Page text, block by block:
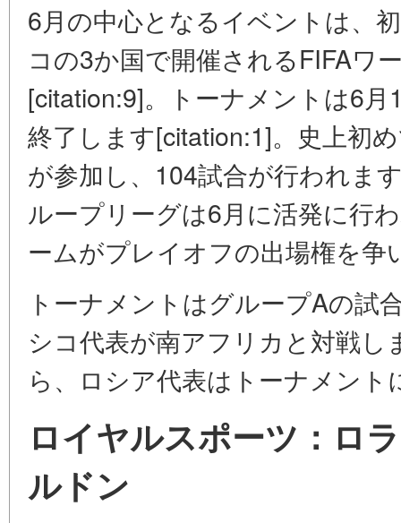
6月の中心となるイベントは、
コの3か国で開催されるFIFAワ
[citation:9]。トーナメントは6
終了します[citation:1]。史上初
が参加し、104試合が行われま
ループリーグは6月に活発に行
ームがプレイオフの出場権を争
トーナメントはグループAの試
シコ代表が南アフリカと対戦
ら、ロシア代表はトーナメント
ロイヤルスポーツ：ロ
ルドン